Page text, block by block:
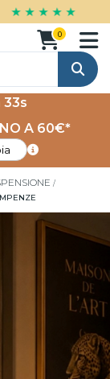
★ ★ ★ ★ ★
Cerca
0
33s
A 60€*